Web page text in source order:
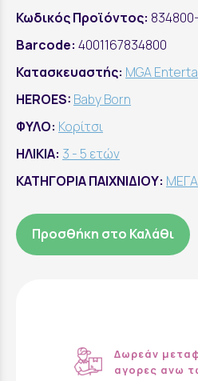
Κωδικός Προϊόντος:
Barcode: 4001167834800
Κατασκευαστής: MGA
HEROES: Baby Born
ΦΥΛΟ: Κορίτσι
ΗΛΙΚΙΑ: 3 - 5 ετών
ΚΑΤΗΓΟΡΙΑ ΠΑΙΧΝΙΔΙΟΥ:
Προσθήκη στο Καλάθι
Δωρεάν
αγορες ανω